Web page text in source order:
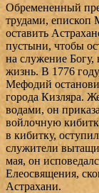
Обремененный
трудами, епископ
оставить
пустыни, чтобы
на служение Богу,
жизнь. В 1776
Мефодий
города Кизляра.
водами, он
войлочную
в кибитку,
служители
мая, он
Елеосвящения,
Астрахани.